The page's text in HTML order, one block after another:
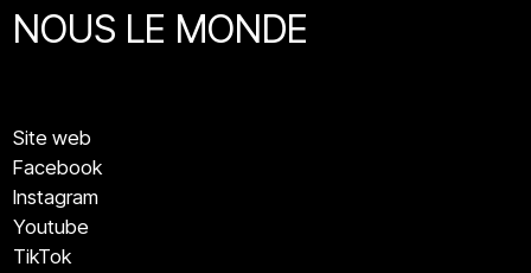
NOUS LE MONDE
Site web
Facebook
Instagram
Youtube
TikTok